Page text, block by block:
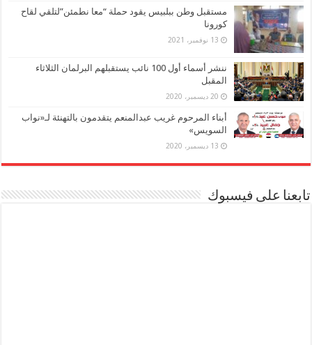
مستقبل وطن ببلبيس يقود حملة “معا نطمئن”لتلقي لقاح
كورونا
13 نوفمبر، 2021
ننشر أسماء أول 100 نائب يستقبلهم البرلمان الثلاثاء
المقبل
20 ديسمبر، 2020
أبناء المرحوم غريب عبدالمنعم يتقدمون بالتهنئة لـ«نواب
السويس»
13 ديسمبر، 2020
تابعنا على فيسبوك